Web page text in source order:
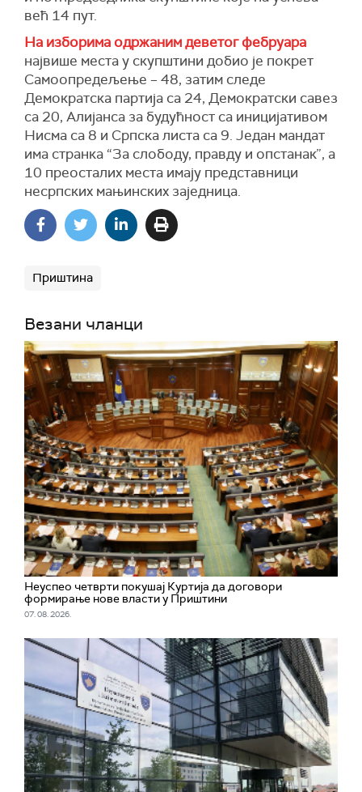
већ 14 пут.
На изборима одржаним деветог фебруара
највише места у скупштини добио је покрет
Самоопредељење – 48, затим следе
Демократска партија са 24, Демократски савез
са 20, Алијанса за будућност са иницијативом
Нисма са 8 и Српска листа са 9. Један мандат
има странка “За слободу, правду и опстанак”, а
10 преосталих места имају представници
несрпских мањинских заједница.
Приштина
Везани чланци
Неуспео четврти покушај Куртија да договори
формирање нове власти у Приштини
07. 08. 2026.